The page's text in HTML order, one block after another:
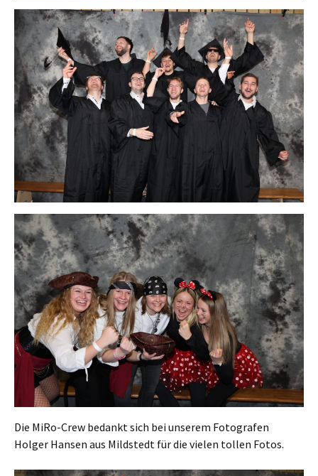
Die MiRo-Crew bedankt sich bei unserem Fotografen
Holger Hansen aus Mildstedt für die vielen tollen Fotos.